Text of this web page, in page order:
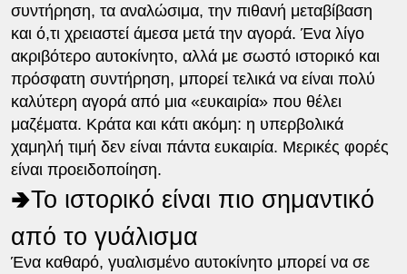
συντήρηση, τα αναλώσιμα, την πιθανή μεταβίβαση
και ό,τι χρειαστεί άμεσα μετά την αγορά. Ένα λίγο
ακριβότερο αυτοκίνητο, αλλά με σωστό ιστορικό και
πρόσφατη συντήρηση, μπορεί τελικά να είναι πολύ
καλύτερη αγορά από μια «ευκαιρία» που θέλει
μαζέματα. Κράτα και κάτι ακόμη: η υπερβολικά
χαμηλή τιμή δεν είναι πάντα ευκαιρία. Μερικές φορές
είναι προειδοποίηση.
🢂Το ιστορικό είναι πιο σημαντικό
από το γυάλισμα
Ένα καθαρό, γυαλισμένο αυτοκίνητο μπορεί να σε